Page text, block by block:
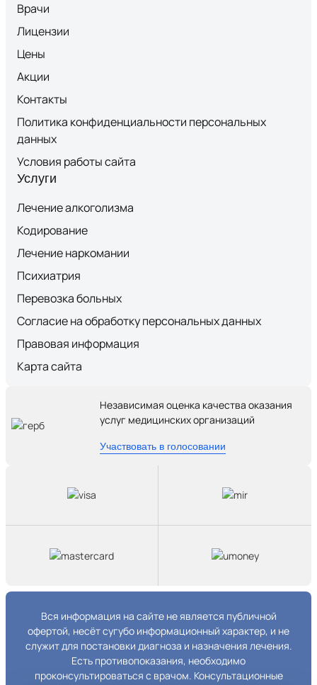
Врачи
Лицензии
Цены
Акции
Контакты
Политика конфиденциальности персональных
данных
Условия работы сайта
Услуги
Лечение алкоголизма
Кодирование
Лечение наркомании
Психиатрия
Перевозка больных
Согласие на обработку персональных данных
Правовая информация
Карта сайта
Независимая оценка качества оказания
услуг медицинских организаций
Участвовать в голосовании
Вся информация на сайте не является публичной
офертой, несёт сугубо информационный характер, и не
служит для постановки диагноза и назначения лечения.
Есть противопоказания, необходимо
проконсультироваться с врачом. Консультационные